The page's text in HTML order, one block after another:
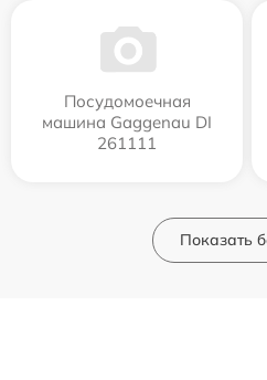
Посудомоечная
машина Gaggenau DI
261111
Показать